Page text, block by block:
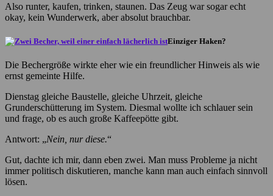
Also runter, kaufen, trinken, staunen. Das Zeug war sogar echt
okay, kein Wunderwerk, aber absolut brauchbar.
Einziger Haken?
Die Bechergröße wirkte eher wie ein freundlicher Hinweis als wie
ernst gemeinte Hilfe.
Dienstag gleiche Baustelle, gleiche Uhrzeit, gleiche
Grunderschütterung im System. Diesmal wollte ich schlauer sein
und frage, ob es auch große Kaffeepötte gibt.
Antwort: „Nein, nur diese.“
Gut, dachte ich mir, dann eben zwei. Man muss Probleme ja nicht
immer politisch diskutieren, manche kann man auch einfach sinnvoll
lösen.